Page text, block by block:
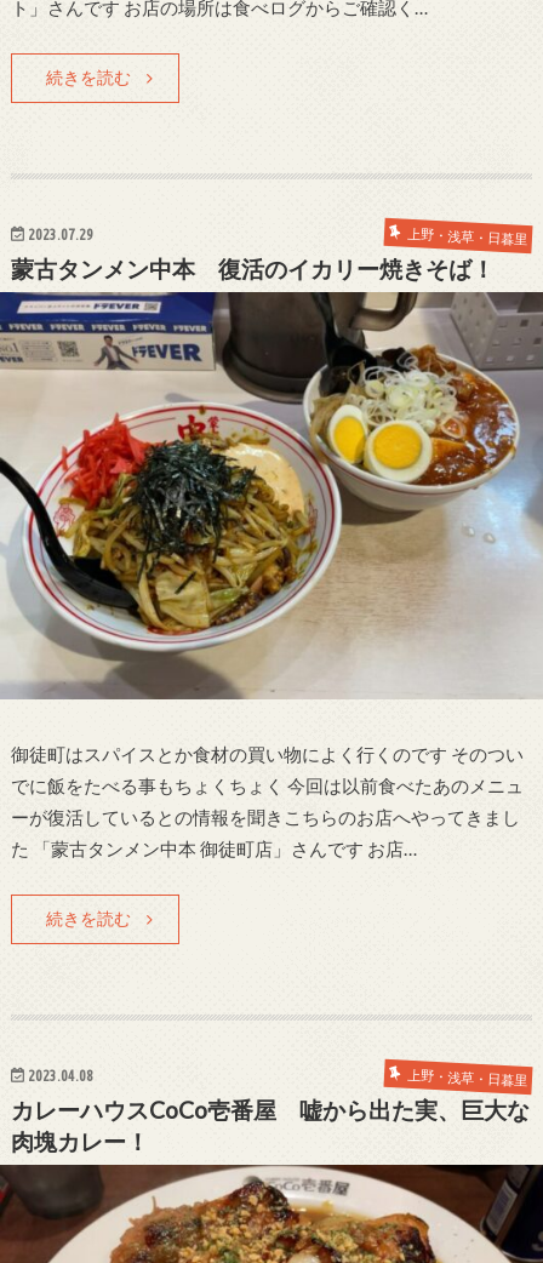
ト」さんです お店の場所は食べログからご確認く…
続きを読む
2023.07.29 上野・浅草・日暮里
蒙古タンメン中本 復活のイカリー焼きそば！
御徒町はスパイスとか食材の買い物によく行くのです そのつい
でに飯をたべる事もちょくちょく 今回は以前食べたあのメニュ
ーが復活しているとの情報を聞きこちらのお店へやってきまし
た 「蒙古タンメン中本 御徒町店」さんです お店…
続きを読む
2023.04.08 上野・浅草・日暮里
カレーハウスCoCo壱番屋 嘘から出た実、巨大な
肉塊カレー！